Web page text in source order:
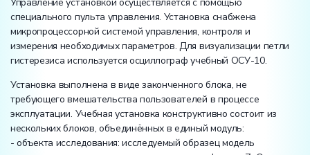
специального пульта управления. Установка снабжена
микропроцессорной системой управления, контроля и
измерения необходимых параметров. Для визуализации петли
гистерезиса используется осциллограф учебный ОСУ-10.
Установка выполнена в виде законченного блока, не
требующего вмешательства пользователей в процессе
эксплуатации. Учебная установка конструктивно состоит из
нескольких блоков, объединённых в единый модуль:
- объекта исследования: исследуемый образец модель